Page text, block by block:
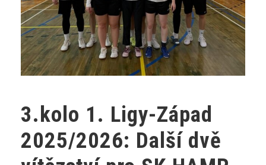
3.kolo 1. Ligy-Západ
2025/2026: Další dvě